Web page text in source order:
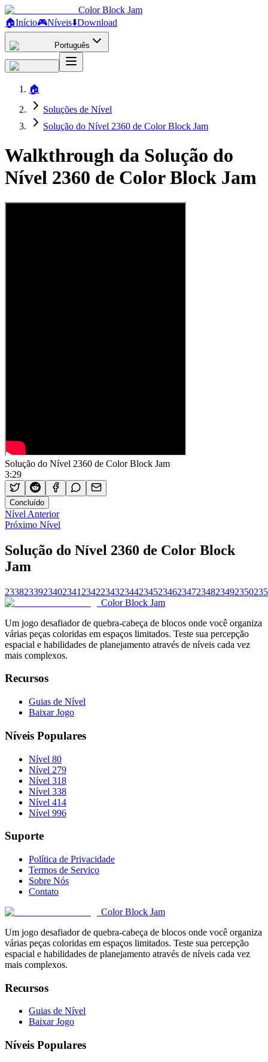
Color Block Jam
🏠Início🎮Níveis⬇️Download
Português
🏠
Soluções de Nível
Solução do Nível 2360 de Color Block Jam
Walkthrough da Solução do
Nível 2360 de Color Block Jam
Solução do Nível 2360 de Color Block Jam
3:29
Concluído
Nível Anterior
Próximo Nível
Solução do Nível 2360 de Color Block
Jam
2338233923402341 234223432344234523462347234823492350
Color Block Jam
Um jogo desafiador de quebra-cabeça de blocos onde você organiza
várias peças coloridas em espaços limitados. Teste sua percepção
espacial e habilidades de planejamento através de níveis cada vez
mais complexos.
Recursos
Guias de Nível
Baixar Jogo
Níveis Populares
Nível 80
Nível 279
Nível 318
Nível 338
Nível 414
Nível 996
Suporte
Política de Privacidade
Termos de Serviço
Sobre Nós
Contato
Color Block Jam
Um jogo desafiador de quebra-cabeça de blocos onde você organiza
várias peças coloridas em espaços limitados. Teste sua percepção
espacial e habilidades de planejamento através de níveis cada vez
mais complexos.
Recursos
Guias de Nível
Baixar Jogo
Níveis Populares